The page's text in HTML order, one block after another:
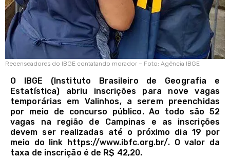
Recenseadores do IBGE contatando morador – Foto: Agência IBGE
O IBGE (Instituto Brasileiro de Geografia e
Estatística) abriu inscrições para nove vagas
temporárias em Valinhos, a serem preenchidas
por meio de concurso público. Ao todo são 52
vagas na região de Campinas e as inscrições
devem ser realizadas até o próximo dia 19 por
meio do link https://www.ibfc.org.br/. O valor da
taxa de inscrição é de R$ 42,20.